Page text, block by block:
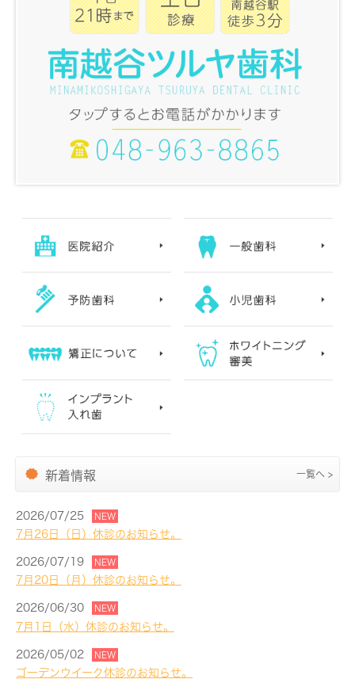
新着情報 一覧へ >
2026/07/25 NEW
7月26日（日）休診のお知らせ。
2026/07/19 NEW
7月20日（月）休診のお知らせ。
2026/06/30 NEW
7月1日（水）休診のお知らせ。
2026/05/02 NEW
ゴーデンウイーク休診のお知らせ。